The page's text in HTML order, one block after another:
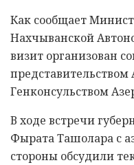
Как сообщает
Нахчыванской
визит организован
Генконсульством
В ходе встречи
Фырата Ташолара с
стороны обсудили